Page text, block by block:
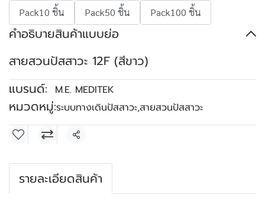
Pack10 ชิ้น Pack50 ชิ้น Pack100 ชิ้น
คำอธิบายสินค้าแบบย่อ
สายสวนปัสสาวะ 12F (สีขาว)
แบรนด์:
M.E. MEDITEK
หมวดหมู่:ระบบทางเดินปัสสาวะ,สายสวนปัสสาวะ
แชร์
รายละเอียดสินค้า